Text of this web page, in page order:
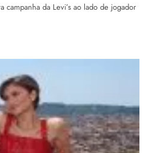
campanha da Levi’s ao lado de jogador